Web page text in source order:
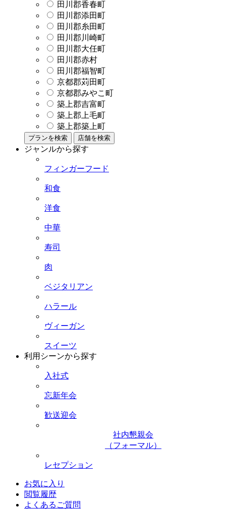
田川郡香春町
田川郡添田町
田川郡糸田町
田川郡川崎町
田川郡大任町
田川郡赤村
田川郡福智町
京都郡苅田町
京都郡みやこ町
築上郡吉富町
築上郡上毛町
築上郡築上町
プランを検索 店舗を検索
ジャンルから探す
フィンガーフード
和食
洋食
中華
寿司
肉
ベジタリアン
ハラール
ヴィーガン
スイーツ
利用シーンから探す
入社式
忘新年会
歓送迎会
社内懇親会
（フォーマル）
レセプション
お気に入り
閲覧履歴
よくあるご質問